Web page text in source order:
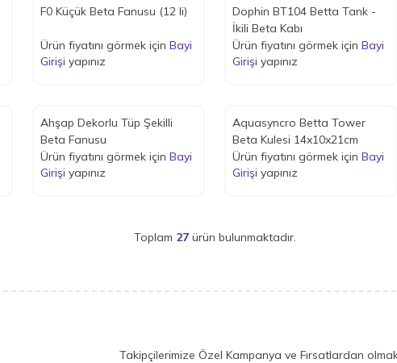
F0 Küçük Beta Fanusu (12 li)
Ürün fiyatını görmek için Bayi
Girişi yapınız
Dophin BT104 Betta Tank -
İkili Beta Kabı
Ürün fiyatını görmek için Bayi
Girişi yapınız
Ahşap Dekorlu Tüp Şekilli
Beta Fanusu
Ürün fiyatını görmek için Bayi
Girişi yapınız
Aquasyncro Betta Tower
Beta Kulesi 14x10x21cm
Ürün fiyatını görmek için Bayi
Girişi yapınız
Toplam 27ürün bulunmaktadır.
Takipçilerimize Özel Kampanya ve Fırsatlardan